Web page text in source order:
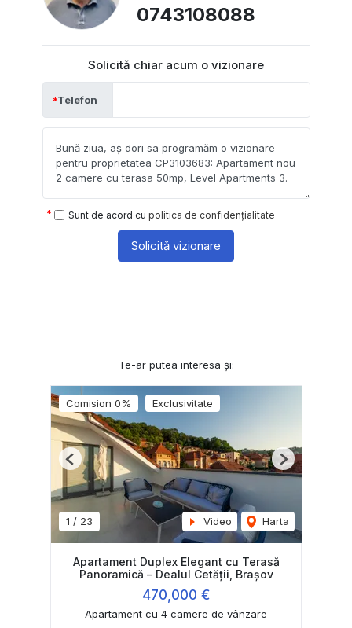
0743108088
Solicită chiar acum o vizionare
Telefon
Sunt de acord cu politica de confidențialitate
Solicită vizionare
Te-ar putea interesa și:
Comision 0% Exclusivitate
1 / 23 Video Harta
Previous Next
Apartament Duplex Elegant cu Terasă
Panoramică – Dealul Cetății, Brașov
470,000 €
Apartament cu 4 camere de vânzare